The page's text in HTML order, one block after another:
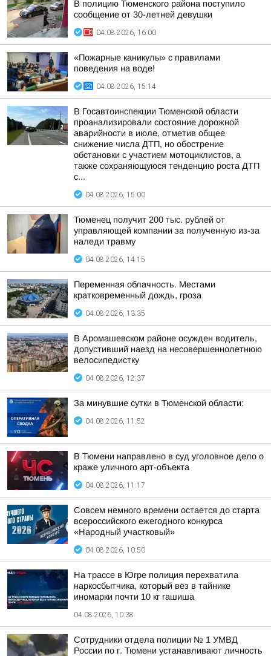
В полицию Тюменского района поступило
сообщение от 30-летней девушки
04.08.2026, 16:00
«Пожарные каникулы» с правилами
поведения на воде!
04.08.2026, 15:14
В Госавтоинспекции Тюменской области
проанализировали состояние дорожной
аварийности в июле, отметив общее
снижение числа ДТП, но обострение
обстановки с участием мотоциклистов, а
также сохраняющуюся тенденцию роста ДТП
с...
04.08.2026, 15:00
Тюменец получит 200 тыс. рублей от
управляющей компании за полученную из-за
наледи травму
04.08.2026, 14:15
Переменная облачность. Местами
кратковременный дождь, гроза
04.08.2026, 13:35
В Аромашевском районе осужден водитель,
допустивший наезд на несовершеннолетнюю
велосипедистку
04.08.2026, 12:37
За минувшие сутки в Тюменской области:
04.08.2026, 11:52
В Тюмени направлено в суд уголовное дело о
краже уличного арт-объекта
04.08.2026, 11:17
Совсем немного времени остается до старта
всероссийского ежегодного конкурса
«Народный участковый»
04.08.2026, 10:50
На трассе в Югре полиция перехватила
наркосбытчика, который вёз в тайнике
иномарки почти 10 кг гашиша
04.08.2026, 10:38
Сотрудники отдела полиции № 1 УМВД
России по г. Тюмени устанавливают личность